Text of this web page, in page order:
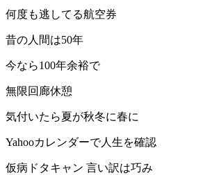
何度も逃してる航空券
昔の人間は50年
今なら100年余裕で
無限回廊休憩
気付いたら夏が秋冬に春に
Yahooカレンダーで人生を確認
仮病ドタキャン 言い訳は巧み